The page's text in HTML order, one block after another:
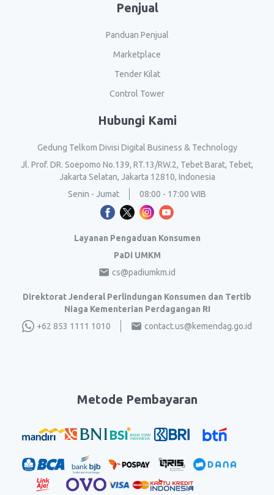
Penjual
Panduan Penjual
Marketplace
Tender Kilat
Control Tower
Hubungi Kami
Gedung Telkom Divisi Digital Business & Technology
Jl. Prof. DR. Soepomo No.139, RT.13/RW.2, Tebet Barat, Tebet,
Jakarta Selatan, Jakarta 12810, Indonesia
Senin - Jumat
08:00 - 17:00 WIB
Layanan Pengaduan Konsumen
PaDi UMKM
cs@padiumkm.id
Direktorat Jenderal Perlindungan Konsumen dan Tertib
Niaga Kementerian Perdagangan RI
+62 853 1111 1010
contact.us@kemendag.go.id
Metode Pembayaran